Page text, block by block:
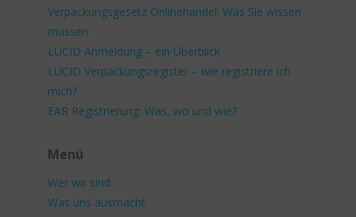
Verpackungsgesetz Onlinehandel: Was Sie wissen
müssen
LUCID Anmeldung – ein Überblick
LUCID Verpackungsregister – wie registriere ich
mich?
EAR Registrierung: Was, wo und wie?
Menü
Wer wir sind
Was uns ausmacht